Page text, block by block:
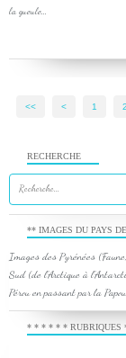
la gueule...
<< < 1 2
RECHERCHE
** IMAGES DU PAYS
Images des Pyrénées
Sud (de l'Arctique à
Pérou en passant par la
* * * * * *